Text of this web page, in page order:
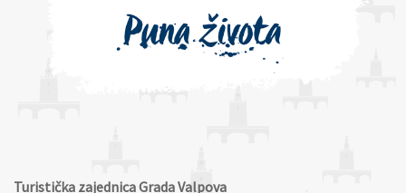
Turistička zajednica Grada Valpova